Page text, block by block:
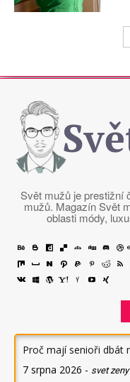
Svět mužů je prestižní
mužů. Magazín Svět
oblasti módy,
Proč mají senioři dbát
7 srpna 2026 - svet zeny